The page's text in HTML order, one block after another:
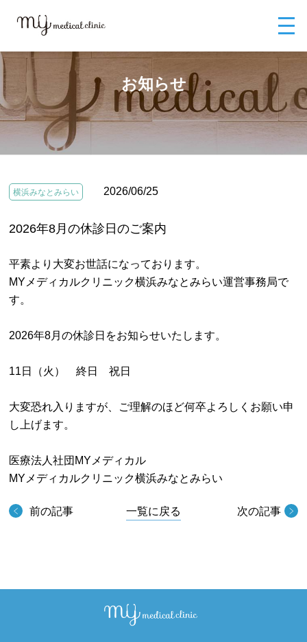
お知らせ
横浜みなとみらい 2026/06/25
2026年8月の休診日のご案内
平素より大変お世話になっております。
MYメディカルクリニック横浜みなとみらい運営事務局で
す。
2026年8月の休診日をお知らせいたします。
11日（火） 終日 祝日
大変恐れ入りますが、ご理解のほど何卒よろしくお願い申
し上げます。
医療法人社団MYメディカル
MYメディカルクリニック横浜みなとみらい
前の記事 一覧に戻る 次の記事